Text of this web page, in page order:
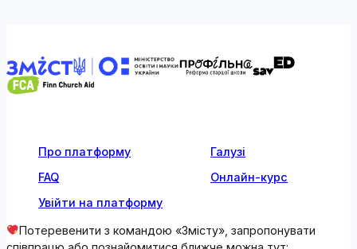
Про платформу
Галузі
FAQ
Онлайн-курс
Увійти на платформу
Потеревенити з командою «Змісту», запропонувати